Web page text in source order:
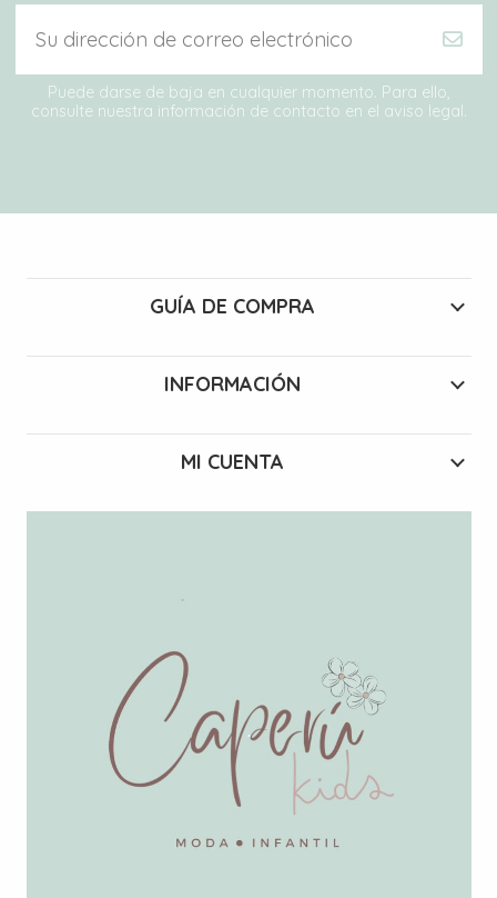
Puede darse de baja en cualquier momento. Para ello,
consulte nuestra información de contacto en el aviso legal.
GUÍA DE COMPRA
INFORMACIÓN
MI CUENTA